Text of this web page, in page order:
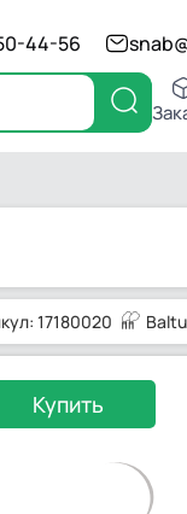
44-56
17180020
Купить